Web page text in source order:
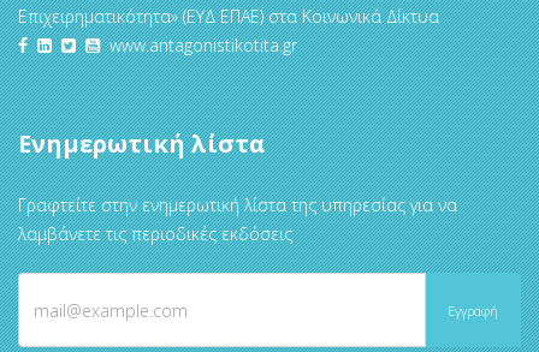
Επιχειρηματικότητα» (ΕΥΔ ΕΠΑΕ) στα Κοινωνικά Δίκτυα
www.antagonistikotita.gr
Ενημερωτική λίστα
Γραφτείτε στην ενημερωτική λίστα της υπηρεσίας για να
λαμβάνετε τις περιοδικές εκδόσεις